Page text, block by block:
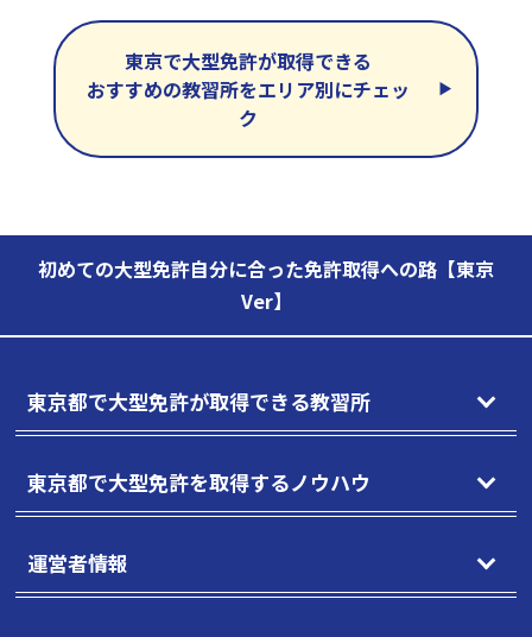
東京で大型免許が取得できる
おすすめの教習所をエリア別にチェッ
ク
初めての大型免許自分に合った免許取得への路【東京
Ver】
東京都で大型免許が取得できる教習所
東京都で大型免許を取得するノウハウ
運営者情報